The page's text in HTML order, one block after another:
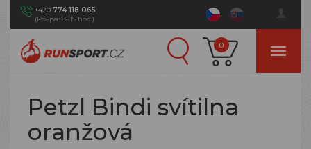
+420 774 118 065
(Po–pá: 8–15 hod.)
0
Petzl Bindi svítilna
oranžová